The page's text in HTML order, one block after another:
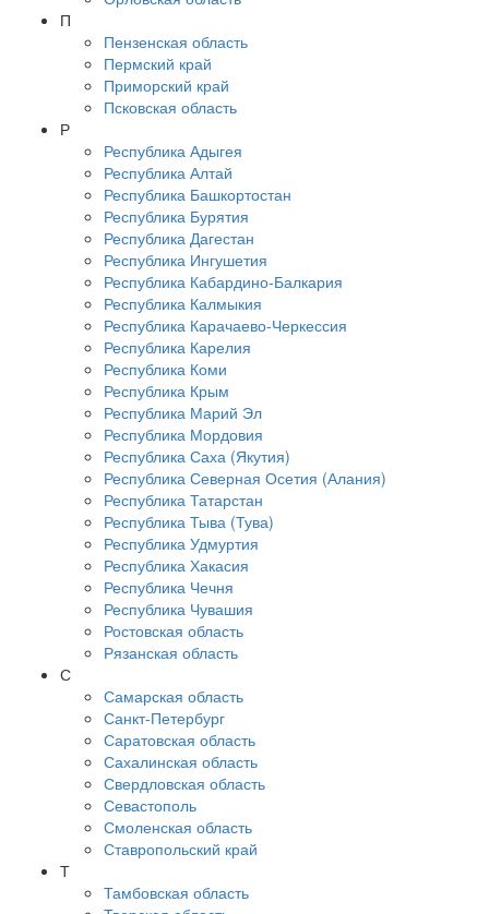
П
Пензенская область
Пермский край
Приморский край
Псковская область
Р
Республика Адыгея
Республика Алтай
Республика Башкортостан
Республика Бурятия
Республика Дагестан
Республика Ингушетия
Республика Кабардино-Балкария
Республика Калмыкия
Республика Карачаево-Черкессия
Республика Карелия
Республика Коми
Республика Крым
Республика Марий Эл
Республика Мордовия
Республика Саха (Якутия)
Республика Северная Осетия (Алания)
Республика Татарстан
Республика Тыва (Тува)
Республика Удмуртия
Республика Хакасия
Республика Чечня
Республика Чувашия
Ростовская область
Рязанская область
С
Самарская область
Санкт-Петербург
Саратовская область
Сахалинская область
Свердловская область
Севастополь
Смоленская область
Ставропольский край
Т
Тамбовская область